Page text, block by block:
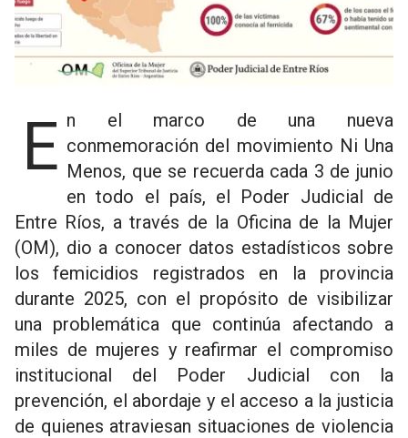
En el marco de una nueva conmemoración del movimiento Ni Una
Menos, que se recuerda cada 3 de junio
en todo el país, el Poder Judicial de
Entre Ríos, a través de la Oficina de la Mujer
(OM), dio a conocer datos estadísticos sobre
los femicidios registrados en la provincia
durante 2025, con el propósito de visibilizar
una problemática que continúa afectando a
miles de mujeres y reafirmar el compromiso
institucional del Poder Judicial con la
prevención, el abordaje y el acceso a la justicia
de quienes atraviesan situaciones de violencia